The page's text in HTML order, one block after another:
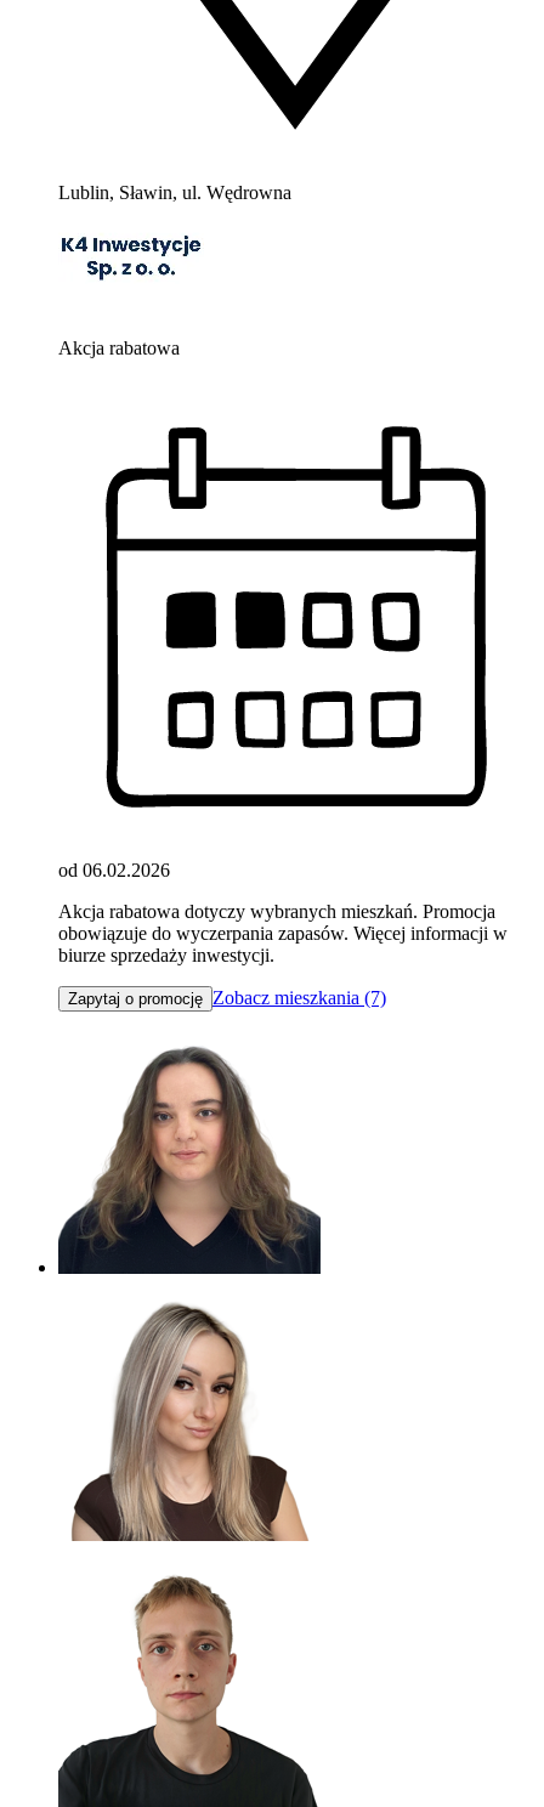
Lublin, Sławin, ul. Wędrowna
Akcja rabatowa
od 06.02.2026
Akcja rabatowa dotyczy wybranych mieszkań. Promocja
obowiązuje do wyczerpania zapasów. Więcej informacji w
biurze sprzedaży inwestycji.
Zapytaj o promocję Zobacz mieszkania (7)